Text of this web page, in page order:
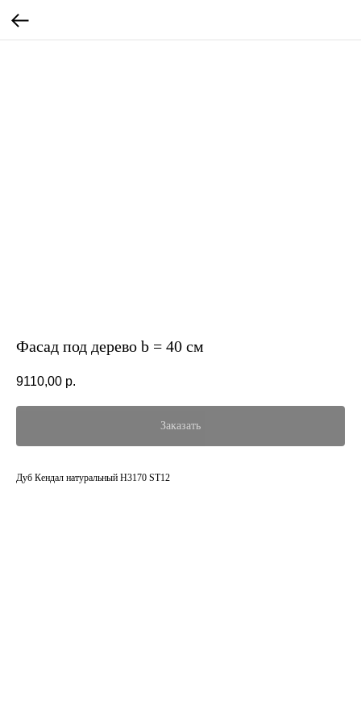
Фасад под дерево b = 40 см
9110,00 р.
Заказать
Дуб Кендал натуральный H3170 ST12